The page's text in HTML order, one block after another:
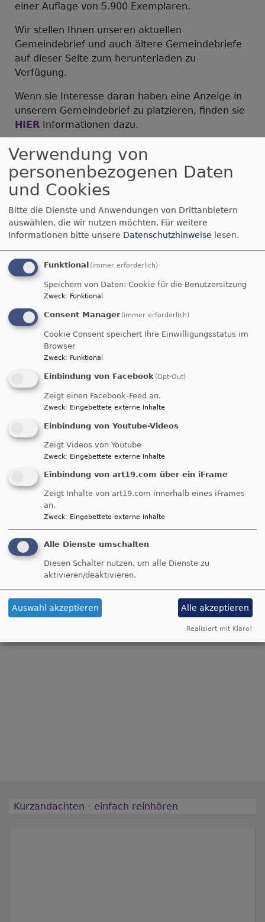
einer Auflage von 5.900 Exemplaren.
Wir stellen Ihnen unseren aktuellen
Gemeindebrief und auch ältere Gemeindebriefe
auf dieser Seite zum herunterladen zu
Verfügung.
Wenn sie Interesse daran haben eine Anzeige in
unserem Gemeindebrief zu platzieren, finden sie
HIER Informationen dazu.
Kontakt zur Redaktion
Evang.-Luth. Pfarramt Schwabach-St. Martin
Wittelsbacherstraße 4
91126 Schwabach
Telefon: 09122 9256-200
E-Mail
doppelseiteig
2 MB
Ausgabe 3/2026 (Juni - August 2026) - für
das Handy
2.03 MB
HIER geht es zur digitalen extra Seite des
Gemeindebriefes
Gemeindebrief Archivfinden Sie alle
unsere Gemeindebriefe vom letzten Jahr!
Bildrechte Pfarramt St. Martin
Gemeindebrief ist da!
Kurzandachten - einfach reinhören
Verwendung von
personenbezogenen Daten
und Cookies
Bitte die Dienste und Anwendungen von Drittanbietern
auswählen, die wir nutzen möchten. Für weitere
Informationen bitte unsere Datenschutzhinweise lesen.
Funktional (immer erforderlich)
Speichern von Daten: Cookie für die Benutzersitzung
Zweck: Funktional
Consent Manager (immer erforderlich)
Cookie Consent speichert Ihre Einwilligungsstatus im
Browser
Zweck: Funktional
Einbindung von Facebook (Opt-Out)
Zeigt einen Facebook-Feed an.
Zweck: Eingebettete externe Inhalte
Einbindung von Youtube-Videos
Zeigt Videos von Youtube
Zweck: Eingebettete externe Inhalte
Einbindung von art19.com über ein iFrame
Zeigt Inhalte von art19.com innerhalb eines iFrames
an.
Zweck: Eingebettete externe Inhalte
Alle Dienste umschalten
Diesen Schalter nutzen, um alle Dienste zu
aktivieren/deaktivieren.
Auswahl akzeptieren Alle akzeptieren
Realisiert mit Klaro!